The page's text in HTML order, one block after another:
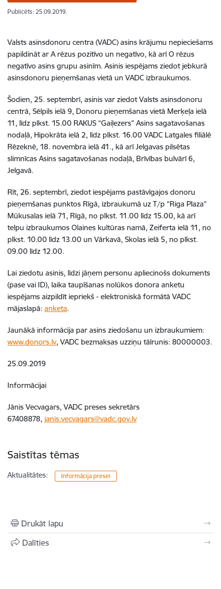
Publicēts: 25.09.2019.
Valsts asinsdonoru centra (VADC) asins krājumu nepieciešams
papildināt ar A rēzus pozitīvo un negatīvo, kā arī O rēzus
negatīvo asins grupu asinīm. Asinis iespējams ziedot jebkurā
asinsdonoru pieņemšanas vietā un VADC izbraukumos.
Šodien, 25. septembrī, asinis var ziedot Valsts asinsdonoru
centrā, Sēlpils ielā 9, Donoru pieņemšanas vietā Merķeļa ielā
11, līdz plkst. 15.00 RAKUS “Gaiļezers” Asins sagatavošanas
nodaļā, Hipokrāta ielā 2, līdz plkst. 16.00 VADC Latgales filiālē
Rēzeknē, 18. novembra ielā 41., kā arī Jelgavas pilsētas
slimnīcas Asins sagatavošanas nodaļā, Brīvības bulvārī 6,
Jelgavā.
Rīt, 26. septembrī, ziedot iespējams pastāvīgajos donoru
pieņemšanas punktos Rīgā, izbraukumā uz T/p “Riga Plaza”
Mūkusalas ielā 71, Rīgā, no plkst. 11.00 līdz 15.00, kā arī
telpu izbraukumos Olaines kultūras namā, Zeiferta ielā 11, no
plkst. 10.00 līdz 13.00 un Vārkavā, Skolas ielā 5, no plkst.
09.00 līdz 12.00.
Lai ziedotu asinis, līdzi jāņem personu apliecinošs dokuments
(pase vai ID), laika taupīšanas nolūkos donora anketu
iespējams aizpildīt iepriekš - elektroniskā formātā VADC
mājaslapā: anketa.
Jaunākā informācija par asins ziedošanu un izbraukumiem:
www.donors.lv, VADC bezmaksas uzziņu tālrunis: 80000003.
25.09.2019
Informācijai
Jānis Vecvagars, VADC preses sekretārs
67408878, janis.vecvagars@vadc.gov.lv
Saistītas tēmas
Aktualitātes: Informācija presei
Drukāt lapu
Dalīties